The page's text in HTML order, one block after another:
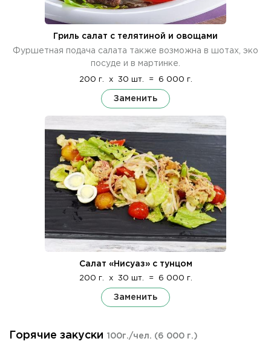
Гриль салат с телятиной и овощами
Фуршетная подача салата также возможна в шотах, эко
посуде и в мартинке.
200 г. x 30 шт. = 6 000 г.
Заменить
Салат «Нисуаз» с тунцом
200 г. x 30 шт. = 6 000 г.
Заменить
Горячие закуски 100г./чел. (6 000 г.)